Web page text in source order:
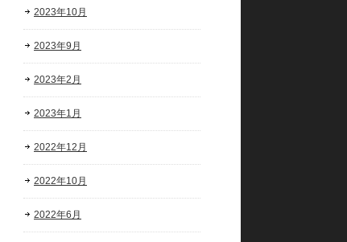
2023年10月
2023年9月
2023年2月
2023年1月
2022年12月
2022年10月
2022年6月